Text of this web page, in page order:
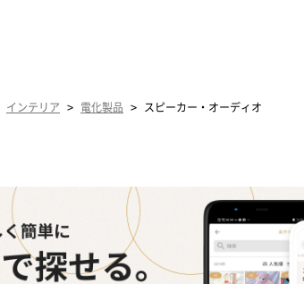
インテリア > 電化製品 > スピーカー・オーディオ